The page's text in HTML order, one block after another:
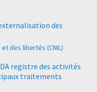
des
des libertés (CNIL)
registre des activités
traitements